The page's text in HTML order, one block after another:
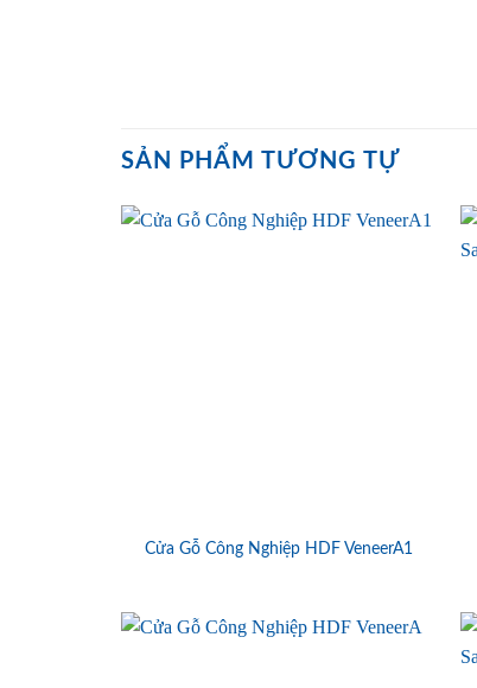
SẢN PHẨM TƯƠNG TỰ
Cửa Gỗ Công Nghiệp HDF VeneerA1